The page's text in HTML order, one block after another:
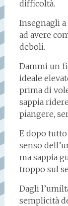
difficoltà.
Insegnagli
ad avere
deboli.
Dammi un
ideale
prima di
sappia
piangere,
E dopo
senso
ma sappia
troppo sul
Dagli
semplicità